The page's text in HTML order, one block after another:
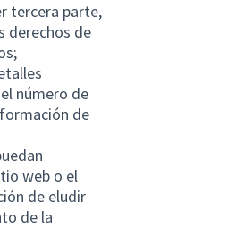
tercera parte,
derechos de
número de
de
web o el
de eludir
de la